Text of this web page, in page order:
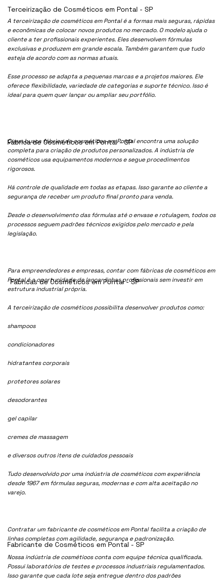
A terceirização de cosméticos em Pontal é a formas mais seguras, rápidas
e econômicas de colocar novos produtos no mercado. O modelo ajuda o
cliente a ter profissionais experientes. Eles desenvolvem fórmulas
exclusivas e produzem em grande escala. Também garantem que tudo
esteja de acordo com as normas atuais.
Esse processo se adapta a pequenas marcas e a projetos maiores. Ele
oferece flexibilidade, variedade de categorias e suporte técnico. Isso é
ideal para quem quer lançar ou ampliar seu portfólio.
Quem busca fábrica de cosméticos em Pontal encontra uma solução
completa para criação de produtos personalizados. A indústria de
cosméticos usa equipamentos modernos e segue procedimentos
rigorosos.
Há controle de qualidade em todas as etapas. Isso garante ao cliente a
segurança de receber um produto final pronto para venda.
Desde o desenvolvimento das fórmulas até o envase e rotulagem, todos os
processos seguem padrões técnicos exigidos pelo mercado e pela
legislação.
Para empreendedores e empresas, contar com fábricas de cosméticos em
Pontal é a oportunidade de lançar linhas profissionais sem investir em
estrutura industrial própria.
A terceirização de cosméticos possibilita desenvolver produtos como:
shampoos
condicionadores
hidratantes corporais
protetores solares
desodorantes
gel capilar
cremes de massagem
e diversos outros itens de cuidados pessoais
Tudo desenvolvido por uma indústria de cosméticos com experiência
desde 1967 em fórmulas seguras, modernas e com alta aceitação no
varejo.
Contratar um fabricante de cosméticos em Pontal facilita a criação de
linhas completas com agilidade, segurança e padronização.
Nossa indústria de cosmétioos conta com equipe técnica qualificada.
Possui laboratórios de testes e processos industriais regulamentados.
Isso garante que cada lote seja entregue dentro dos padrões
Fábrica de Cosméticos em Pontal - SP
Terceirização de Cosméticos em Pontal - SP
Fábricas de Cosméticos em Pontal - SP
Fabricante de Cosméticos em Pontal - SP